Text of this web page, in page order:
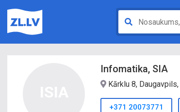
Infomatika, SIA
Kārklu 8,
+371 20073771